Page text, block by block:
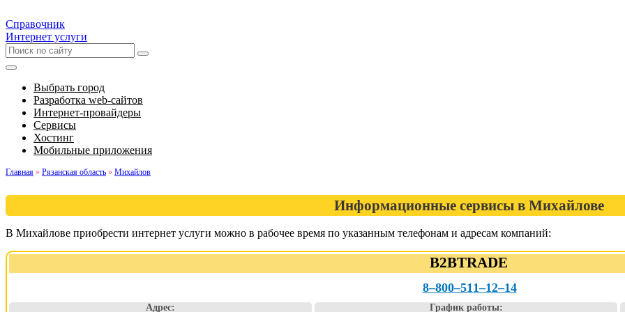
Справочник
Интернет услуги
Выбрать город
Разработка web-сайтов
Интернет-провайдеры
Сервисы
Хостинг
Мобильные приложения
Главная » Рязанская область » Михайлов
Информационные сервисы в Михайлове
В Михайлове приобрести интернет услуги можно в рабочее время по указанным телефонам и адресам компаний:
B2BTRADE
8‒800‒511‒12‒14
Адрес:
График работы: